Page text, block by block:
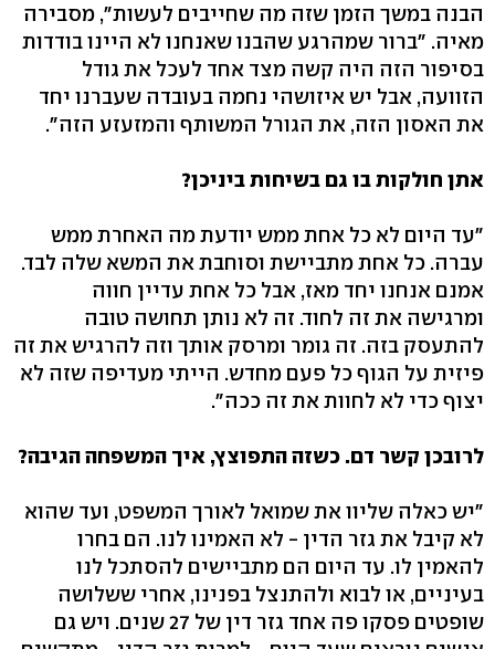
הבנה במשך הזמן שזה מה שחייבים לעשות", מסבירה
מאיה. "ברור שמהרגע שהבנו שאנחנו לא היינו בודדות
בסיפור הזה היה קשה מצד אחד לעכל את גודל
הזוועה, אבל יש איזושהי נחמה בעובדה שעברנו יחד
את האסון הזה, את הגורל המשותף והמזעזע הזה".
אתן חולקות בו גם בשיחות ביניכן?
"עד היום לא כל אחת ממש יודעת מה האחרת ממש
עברה. כל אחת מתביישת וסוחבת את המשא שלה לבד.
אמנם אנחנו יחד מאז, אבל כל אחת עדיין חווה
ומרגישה את זה לחוד. זה לא נותן תחושה טובה
להתעסק בזה. זה גומר ומרסק אותך וזה להרגיש את זה
פיזית על הגוף כל פעם מחדש. הייתי מעדיפה שזה לא
יצוף כדי לא לחוות את זה ככה".
לרובכן קשר דם. כשזה התפוצץ, איך המשפחה הגיבה?
"יש כאלה שליוו את שמואל לאורך המשפט, ועד שהוא
לא קיבל את גזר הדין - לא האמינו לנו. הם בחרו
להאמין לו. עד היום הם מתביישים להסתכל לנו
בעיניים, או לבוא ולהתנצל בפנינו, אחרי ששלושה
שופטים פסקו פה אחד גזר דין של 27 שנים. ויש גם